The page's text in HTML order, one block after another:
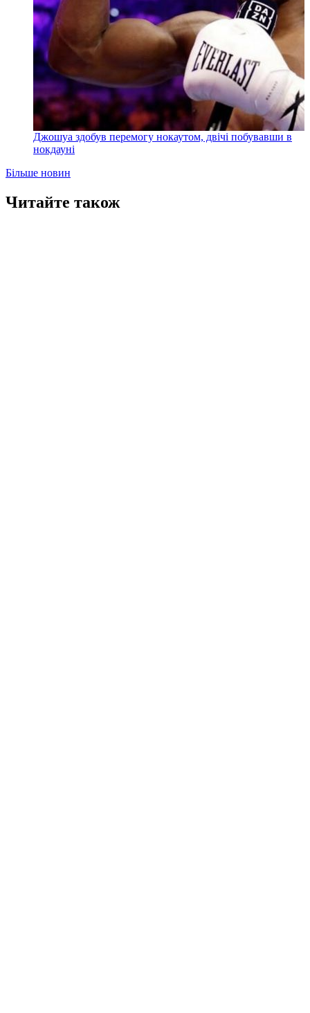
Джошуа здобув перемогу нокаутом, двічі побувавши в
нокдауні
Більше новин
Читайте також